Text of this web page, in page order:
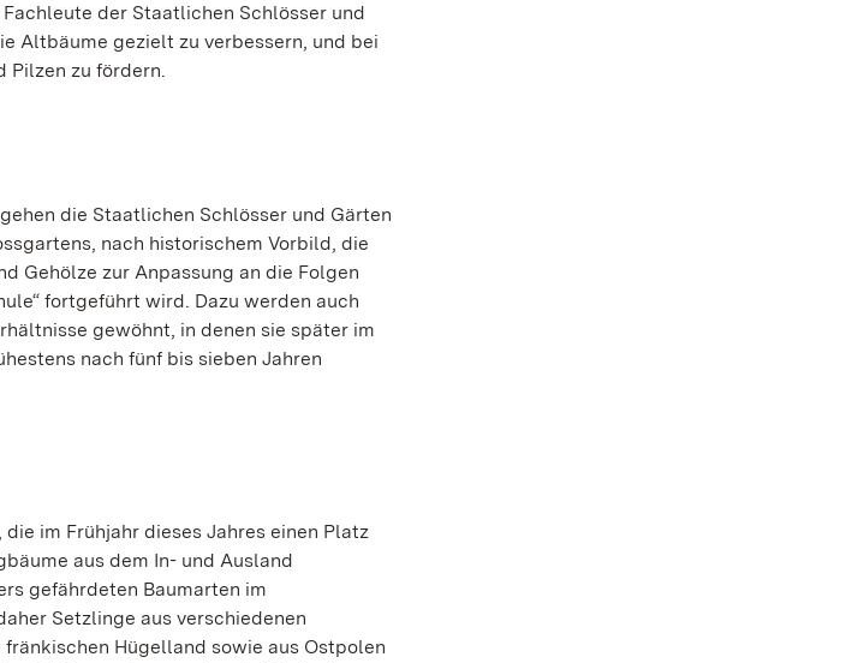
der Staatlichen Schlösser und
Altbäume gezielt zu verbessern, und bei
Pilzen zu fördern.
die Staatlichen Schlösser und Gärten
nach historischem Vorbild, die
Gehölze zur Anpassung an die Folgen
fortgeführt wird. Dazu werden auch
gewöhnt, in denen sie später im
nach fünf bis sieben Jahren
im Frühjahr dieses Jahres einen Platz
aus dem In- und Ausland
gefährdeten Baumarten im
Setzlinge aus verschiedenen
Hügelland sowie aus Ostpolen